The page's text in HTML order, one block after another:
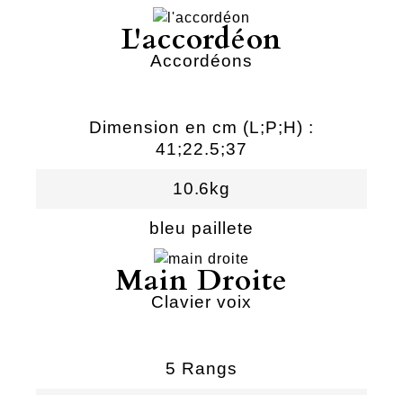
L'accordéon
Accordéons
Dimension en cm (L;P;H) :
41;22.5;37
10.6kg
bleu paillete
Main Droite
Clavier voix
5 Rangs